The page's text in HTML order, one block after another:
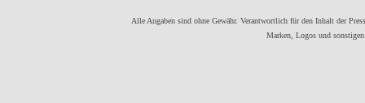
Alle Angaben sind ohne Gewähr. Verantwortlich für den Inhalt der
Marken, Logos und